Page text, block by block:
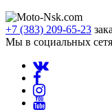
+7 (383) 209-65-23
Мы в социальных